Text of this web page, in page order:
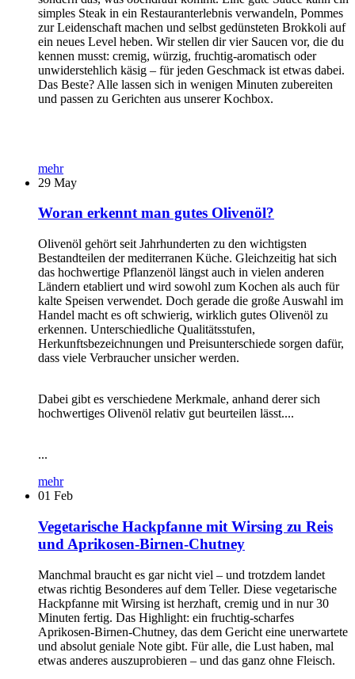
simples Steak in ein Restauranterlebnis verwandeln, Pommes
zur Leidenschaft machen und selbst gedünsteten Brokkoli auf
ein neues Level heben. Wir stellen dir vier Saucen vor, die du
kennen musst: cremig, würzig, fruchtig-aromatisch oder
unwiderstehlich käsig – für jeden Geschmack ist etwas dabei.
Das Beste? Alle lassen sich in wenigen Minuten zubereiten
und passen zu Gerichten aus unserer Kochbox.
mehr
29 May
Woran erkennt man gutes Olivenöl?
Olivenöl gehört seit Jahrhunderten zu den wichtigsten
Bestandteilen der mediterranen Küche. Gleichzeitig hat sich
das hochwertige Pflanzenöl längst auch in vielen anderen
Ländern etabliert und wird sowohl zum Kochen als auch für
kalte Speisen verwendet. Doch gerade die große Auswahl im
Handel macht es oft schwierig, wirklich gutes Olivenöl zu
erkennen. Unterschiedliche Qualitätsstufen,
Herkunftsbezeichnungen und Preisunterschiede sorgen dafür,
dass viele Verbraucher unsicher werden.
Dabei gibt es verschiedene Merkmale, anhand derer sich
hochwertiges Olivenöl relativ gut beurteilen lässt....
...
mehr
01 Feb
Vegetarische Hackpfanne mit Wirsing zu Reis
und Aprikosen-Birnen-Chutney
Manchmal braucht es gar nicht viel – und trotzdem landet
etwas richtig Besonderes auf dem Teller. Diese vegetarische
Hackpfanne mit Wirsing ist herzhaft, cremig und in nur 30
Minuten fertig. Das Highlight: ein fruchtig-scharfes
Aprikosen-Birnen-Chutney, das dem Gericht eine unerwartete
und absolut geniale Note gibt. Für alle, die Lust haben, mal
etwas anderes auszuprobieren – und das ganz ohne Fleisch.